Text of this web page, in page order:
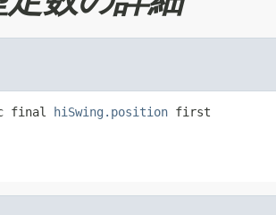
final hiSwing.position first